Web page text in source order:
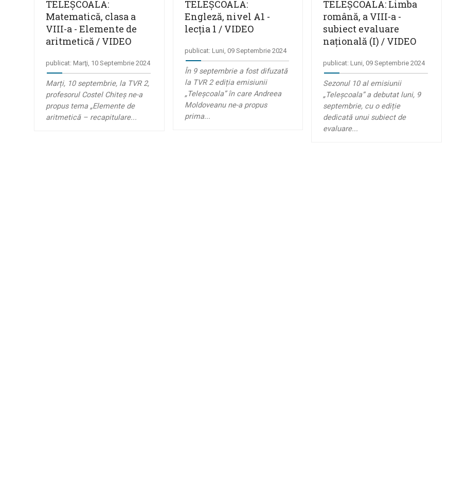
TELEȘCOALA:
Matematică, clasa a
VIII-a - Elemente de
aritmetică / VIDEO
publicat: Marţi, 10 Septembrie 2024
Marți, 10 septembrie, la TVR 2,
profesorul Costel Chiteş ne-a
propus tema „Elemente de
aritmetică – recapitulare...
TELEȘCOALA:
Engleză, nivel A1 -
lecția 1 / VIDEO
publicat: Luni, 09 Septembrie 2024
În 9 septembrie a fost difuzată
la TVR 2 ediția emisiunii
„Teleșcoala” în care Andreea
Moldoveanu ne-a propus
prima...
TELEȘCOALA: Limba
română, a VIII-a -
subiect evaluare
națională (I) / VIDEO
publicat: Luni, 09 Septembrie 2024
Sezonul 10 al emisiunii
„Teleșcoala” a debutat luni, 9
septembrie, cu o ediție
dedicată unui subiect de
evaluare...